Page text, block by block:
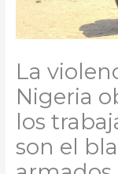
La
Nigeria
los
son el